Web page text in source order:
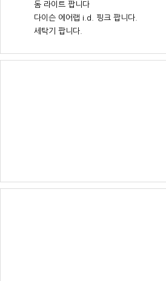
돔 라이트 팝니다
다이슨 에어랩 i.d. 핑크 팝니다.
세탁기 팝니다.